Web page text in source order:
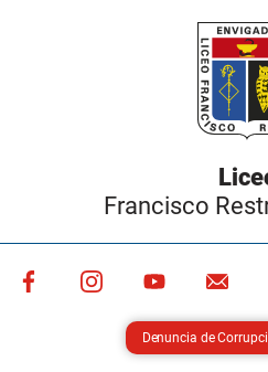
Francisco
Denuncia de